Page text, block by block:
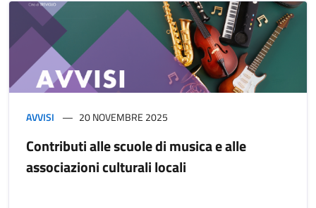
AVVISI 20 NOVEMBRE 2025
Contributi alle scuole di musica e alle
associazioni culturali locali